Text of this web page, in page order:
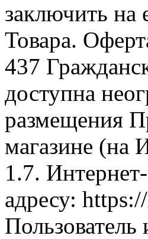
заключить на
Товара.
437
доступна
размещения
магазине (на
1.7.
адресу: